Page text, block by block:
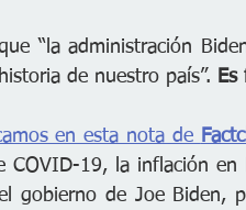
“la administración
de nuestro país”. Es
en esta nota de
COVID-19, la inflación
gobierno de Joe Biden,